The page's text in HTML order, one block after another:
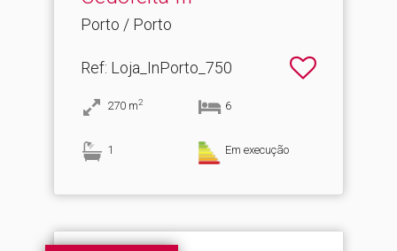
Porto / Porto
Ref: Loja_InPorto_750
270 m2 6
1 Em execução